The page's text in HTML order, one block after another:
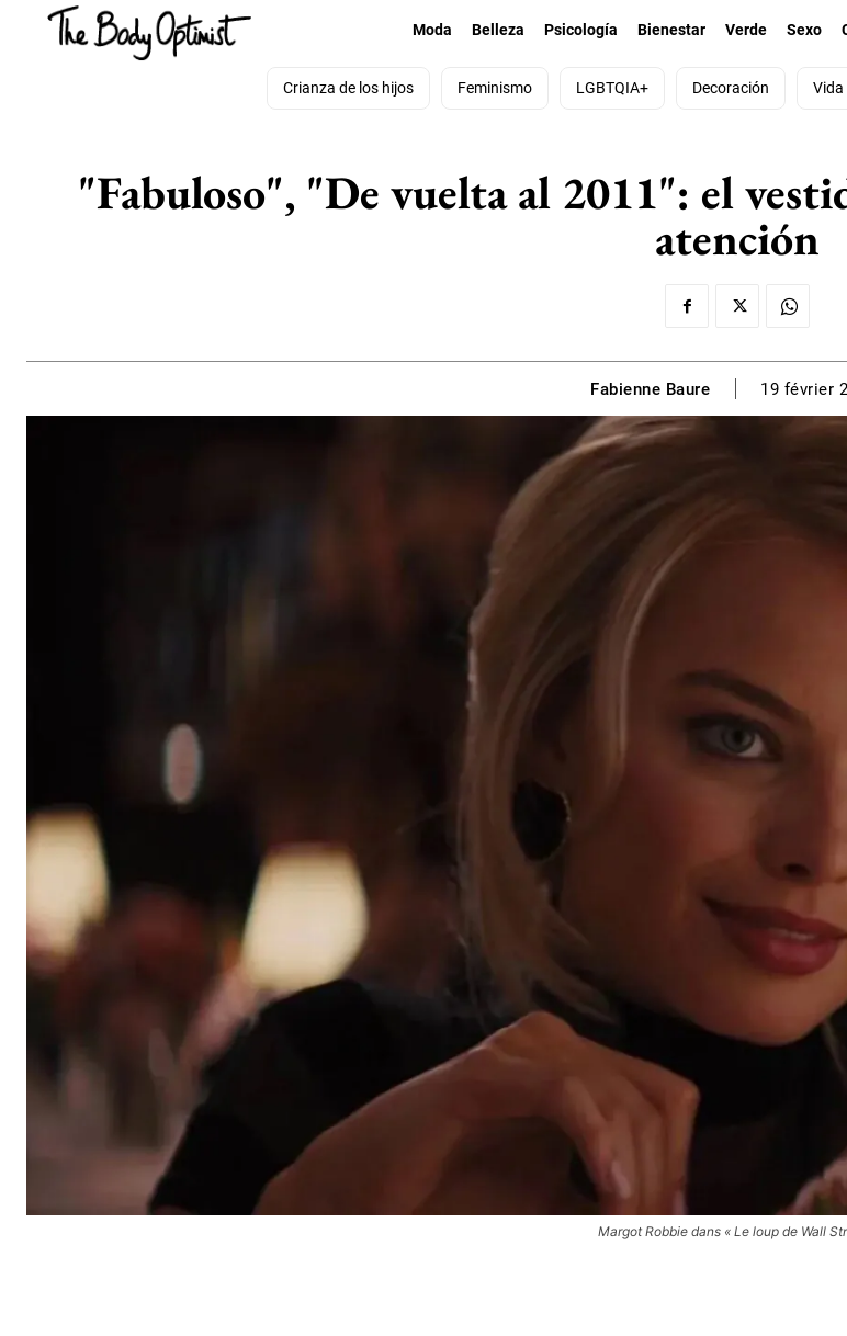
Moda Belleza Psicología Bienestar Verde Sexo
Crianza de los hijos Feminismo LGBTQIA+ Decoración Vida
"Fabuloso", "De vuelta al 2011": el
atención
Fabienne Baure 19 février
Margot Robbie dans « Le loup de Wall